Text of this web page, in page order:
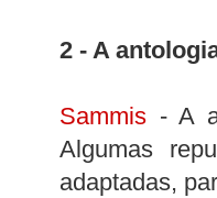
2 - A
Sammis - A
Algumas
adaptadas,